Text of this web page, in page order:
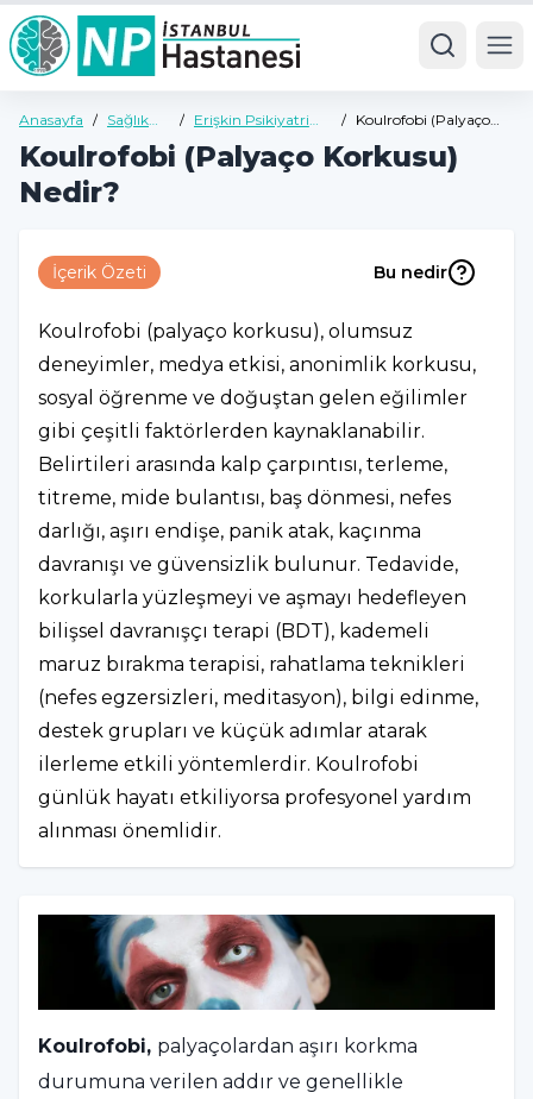
Anasayfa / Sağlık
/
Erişkin Psikiyatri
/ Koulrofobi (Palyaço
Koulrofobi (Palyaço Korkusu)
Nedir?
İçerik Özeti Bu nedir
Koulrofobi (palyaço korkusu), olumsuz
deneyimler, medya etkisi, anonimlik korkusu,
sosyal öğrenme ve doğuştan gelen eğilimler
gibi çeşitli faktörlerden kaynaklanabilir.
Belirtileri arasında kalp çarpıntısı, terleme,
titreme, mide bulantısı, baş dönmesi, nefes
darlığı, aşırı endişe, panik atak, kaçınma
davranışı ve güvensizlik bulunur. Tedavide,
korkularla yüzleşmeyi ve aşmayı hedefleyen
bilişsel davranışçı terapi (BDT), kademeli
maruz bırakma terapisi, rahatlama teknikleri
(nefes egzersizleri, meditasyon), bilgi edinme,
destek grupları ve küçük adımlar atarak
ilerleme etkili yöntemlerdir. Koulrofobi
günlük hayatı etkiliyorsa profesyonel yardım
alınması önemlidir.
Koulrofobi, palyaçolardan aşırı korkma
durumuna verilen addır ve genellikle